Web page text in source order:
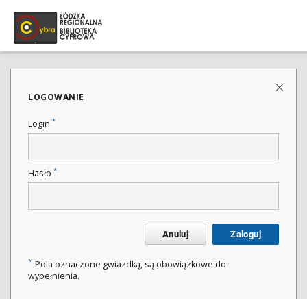
LOGOWANIE
Login *
Hasło *
Anuluj Zaloguj
* Pola oznaczone gwiazdką, są obowiązkowe do
wypełnienia.